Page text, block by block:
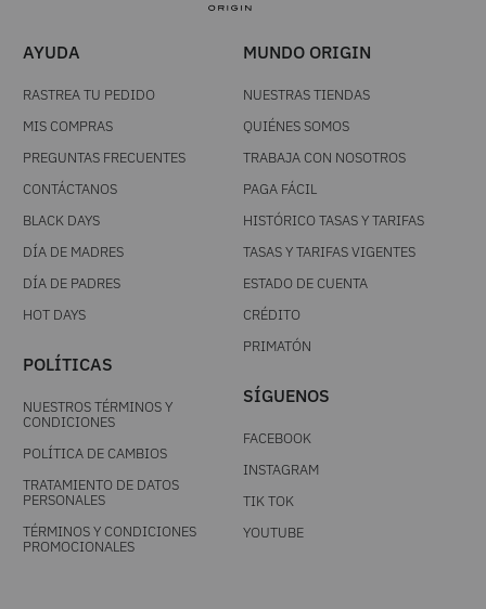
AYUDA
RASTREA TU PEDIDO
MIS COMPRAS
PREGUNTAS FRECUENTES
CONTÁCTANOS
BLACK DAYS
DÍA DE MADRES
DÍA DE PADRES
HOT DAYS
POLÍTICAS
NUESTROS TÉRMINOS Y
CONDICIONES
POLÍTICA DE CAMBIOS
TRATAMIENTO DE DATOS
PERSONALES
TÉRMINOS Y CONDICIONES
PROMOCIONALES
MUNDO ORIGIN
NUESTRAS TIENDAS
QUIÉNES SOMOS
TRABAJA CON NOSOTROS
PAGA FÁCIL
HISTÓRICO TASAS Y TARIFAS
TASAS Y TARIFAS VIGENTES
ESTADO DE CUENTA
CRÉDITO
PRIMATÓN
SÍGUENOS
FACEBOOK
INSTAGRAM
TIK TOK
YOUTUBE